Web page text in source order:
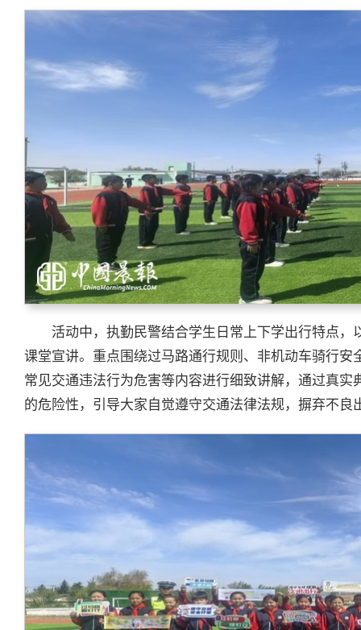
活动中，执勤民警结合学生日常上下学出行特点
课堂宣讲。重点围绕过马路通行规则、非机动车骑行
常见交通违法行为危害等内容进行细致讲解，通过真
的危险性，引导大家自觉遵守交通法律法规，摒弃不良